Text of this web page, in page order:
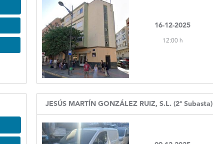
16-12-2025
12:00 h
JESÚS MARTÍN GONZÁLEZ RUIZ, S.L. (2ª Subasta)